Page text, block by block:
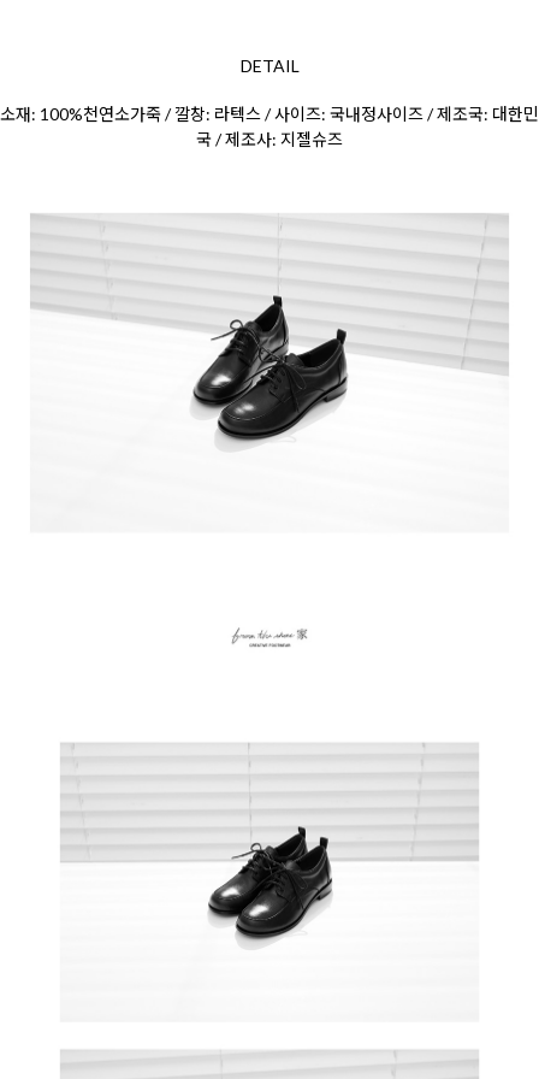
DETAIL
소재: 100%천연소가죽 / 깔창: 라텍스 / 사이즈: 국내정사이즈 / 제조국: 대한민
국 / 제조사: 지젤슈즈